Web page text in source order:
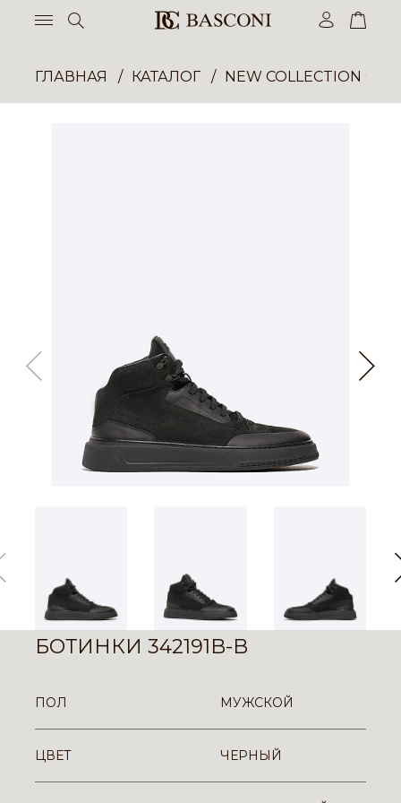
ГЛАВНАЯ КАТАЛОГ NEW COLLECTION
БОТИНКИ 342191B-B
ПОЛ МУЖСКОЙ
ЦВЕТ ЧЕРНЫЙ